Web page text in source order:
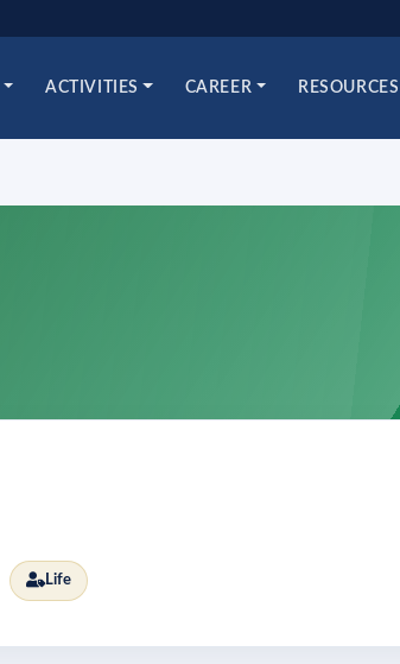
ACTIVITIES CAREER RESOURCES
Life